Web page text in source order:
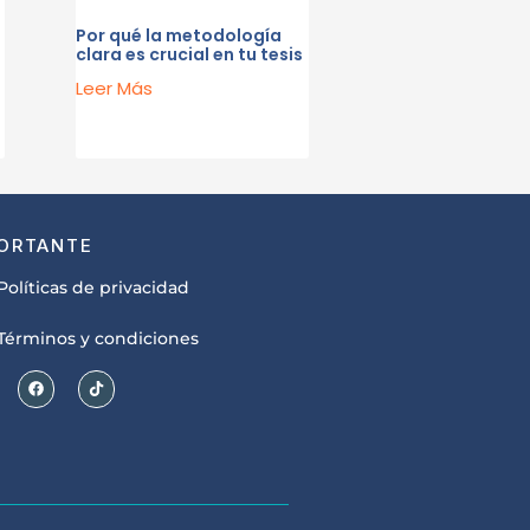
Por qué la metodología
clara es crucial en tu tesis
Leer Más
de privacidad
y condiciones